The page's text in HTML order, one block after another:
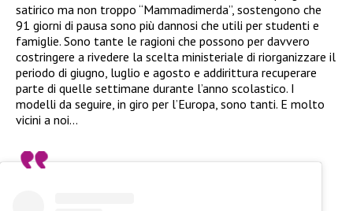
satirico ma non troppo “Mammadimerda”, sostengono che
91 giorni di pausa sono più dannosi che utili per studenti e
famiglie. Sono tante le ragioni che possono per davvero
costringere a rivedere la scelta ministeriale di riorganizzare il
periodo di giugno, luglio e agosto e addirittura recuperare
parte di quelle settimane durante l’anno scolastico. I
modelli da seguire, in giro per l’Europa, sono tanti. E molto
vicini a noi…